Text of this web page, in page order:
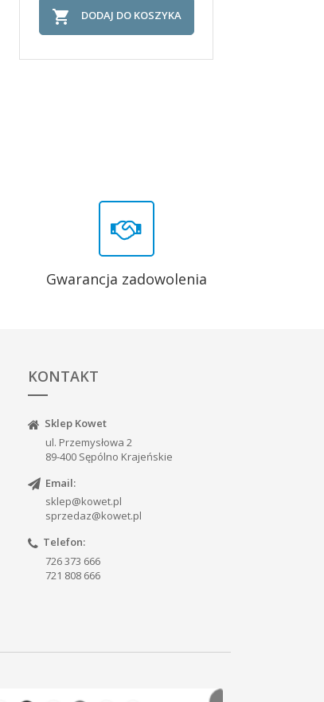
 DODAJ DO KOSZYKA
Gwarancja zadowolenia
KONTAKT
Sklep Kowet
ul. Przemysłowa 2
89-400 Sępólno Krajeńskie
Email:
sklep@kowet.pl
sprzedaz@kowet.pl
Telefon:
726 373 666
721 808 666